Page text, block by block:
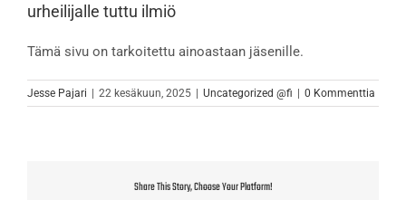
urheilijalle tuttu ilmiö
Tämä sivu on tarkoitettu ainoastaan jäsenille.
Jesse Pajari | 22 kesäkuun, 2025 | Uncategorized @fi | 0 Kommenttia
Share This Story, Choose Your Platform!